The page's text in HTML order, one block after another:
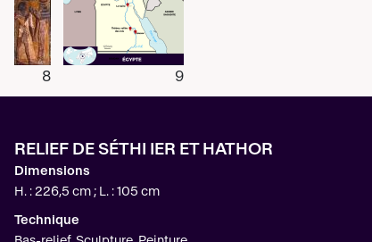
8 9
RELIEF DE SÉTHI IER ET HATHOR
Dimensions
H. : 226,5 cm ; L. : 105 cm
Technique